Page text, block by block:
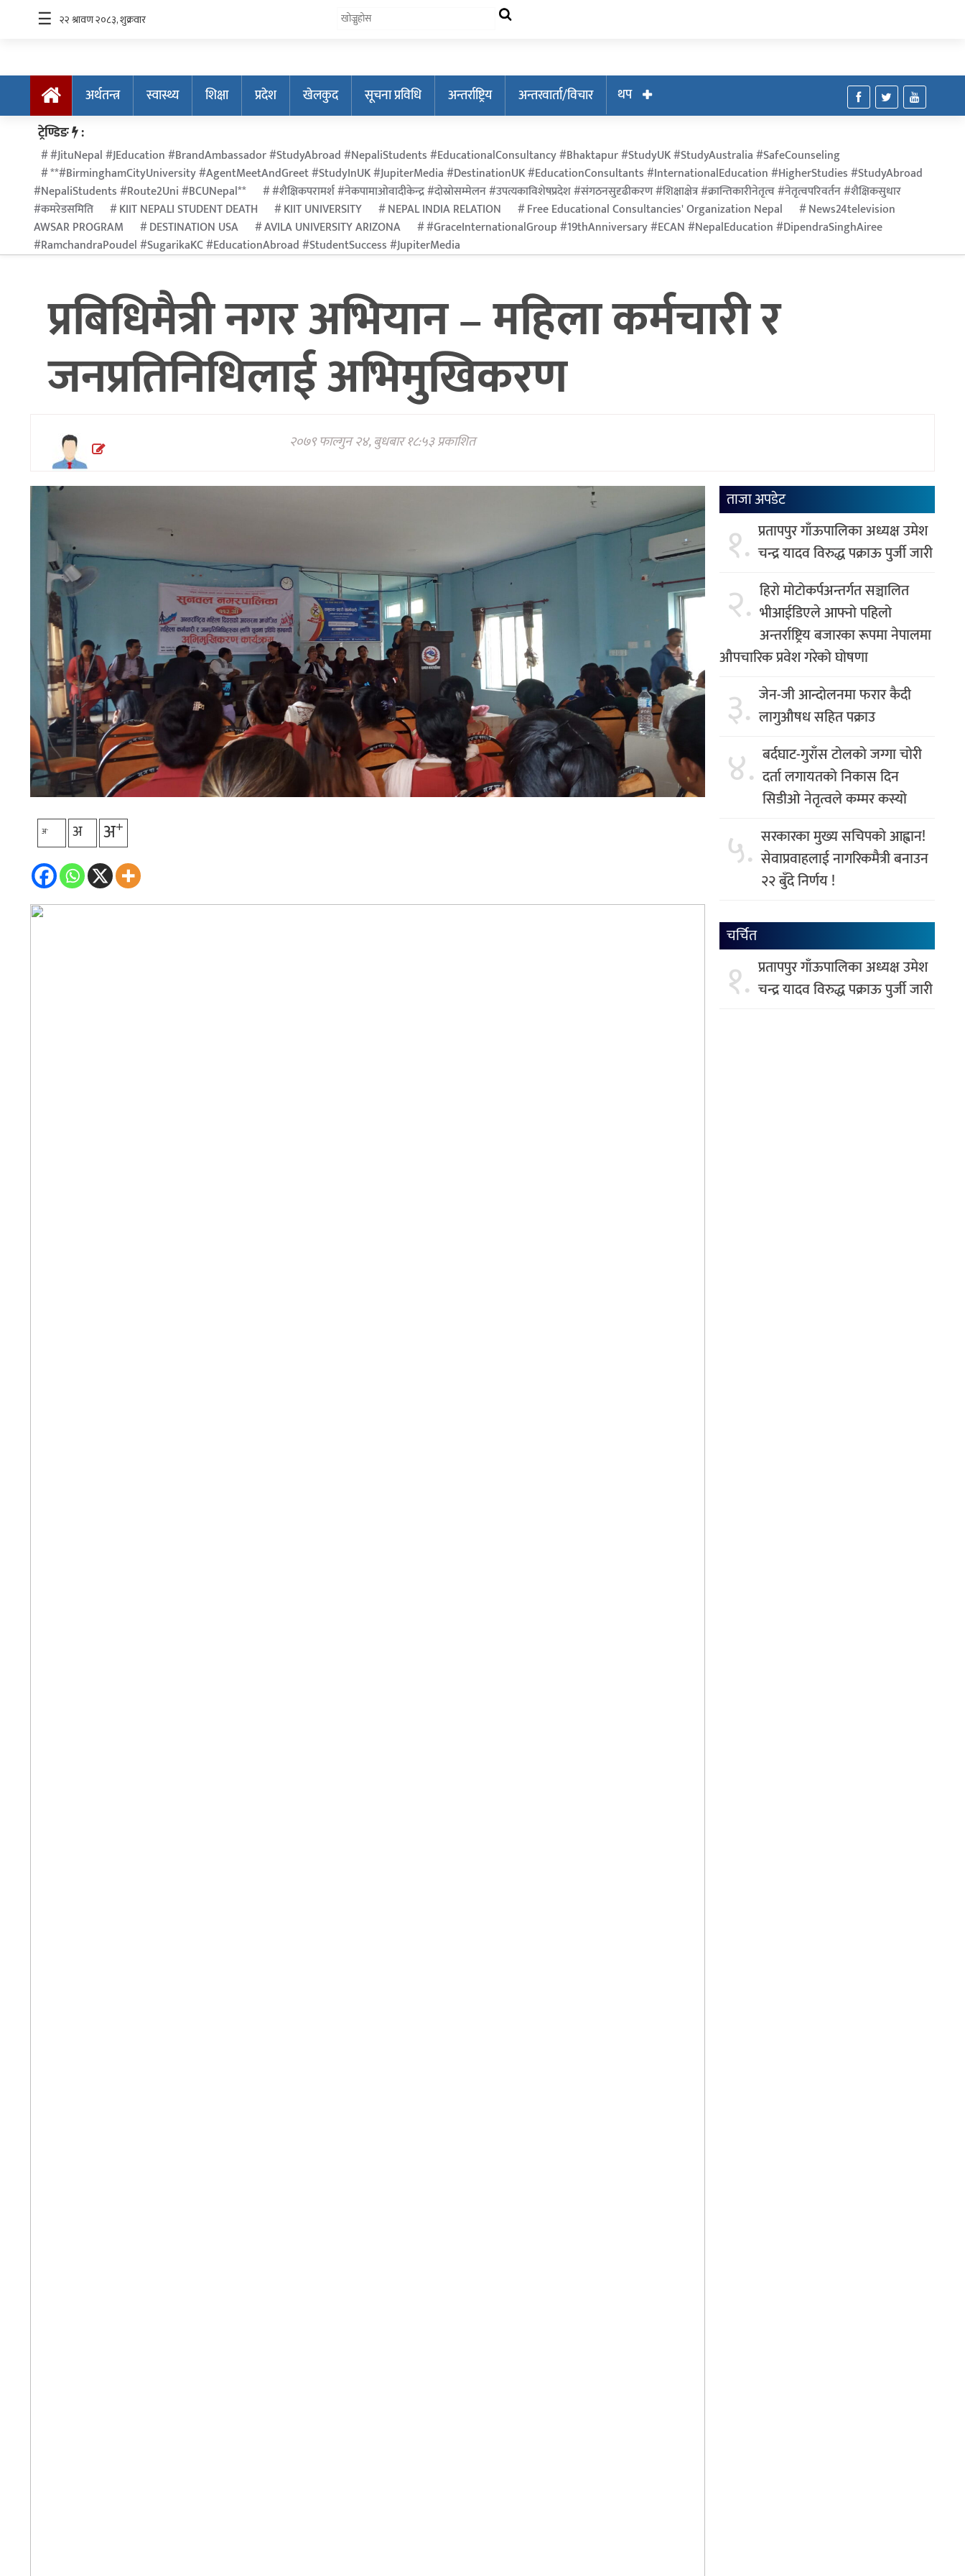
अर्थतन्त्र
स्वास्थ्य
शिक्षा
प्रदेश
खेलकुद
अन्तर्राष्ट्रिय
विचार
☰
अर्थतन्त्र स्वास्थ्य शिक्षा प्रदेश खेलकुद सूचना प्रविधि अन्तर्राष्ट्रिय अन्तरवार्ता/विचार
थप
ट्रेण्डिङ :
#JituNepal #JEducation #BrandAmbassador #StudyAbroad #NepaliStudents #EducationalConsultancy #Bhaktapur #StudyUK #StudyAustralia #SafeCounseling
**#BirminghamCityUniversity #AgentMeetAndGreet #StudyInUK #JupiterMedia #DestinationUK #EducationConsultants #InternationalEducation #HigherStudies #StudyAbroad
#NepaliStudents #Route2Uni #BCUNepal**
#शैक्षिकपरामर्श #नेकपामाओवादीकेन्द्र #दोस्रोसम्मेलन #उपत्यकाविशेषप्रदेश #संगठनसुदृढीकरण #शिक्षाक्षेत्र #क्रान्तिकारीनेतृत्व #नेतृत्वपरिवर्तन #शैक्षिकसुधार
#कमरेडसमिति
KIIT NEPALI STUDENT DEATH KIIT UNIVERSITY NEPAL INDIA RELATION Free Educational Consultancies' Organization Nepal
News24television
AWSAR PROGRAM
DESTINATION USA AVILA UNIVERSITY ARIZONA
#GraceInternationalGroup #19thAnniversary #ECAN #NepalEducation #DipendraSinghAiree
#RamchandraPoudel #SugarikaKC #EducationAbroad #StudentSuccess #JupiterMedia
प्रबिधिमैत्री नगर अभियान – महिला कर्मचारी र
जनप्रतिनिधिलाई अभिमुखिकरण
२०७९ फाल्गुन २४, बुधबार १८:५३ प्रकाशित
अ- अ अ+
ताजा अपडेट
१. प्रतापपुर गाँऊपालिका अध्यक्ष उमेश
चन्द्र यादव विरुद्ध पक्राऊ पुर्जी जारी
२. हिरो मोटोकर्पअन्तर्गत सञ्चालित
भीआईडिएले आफ्नो पहिलो
अन्तर्राष्ट्रिय बजारका रूपमा नेपालमा
औपचारिक प्रवेश गरेको घोषणा
३. जेन-जी आन्दोलनमा फरार कैदी
लागुऔषध सहित पक्राउ
४. बर्दघाट-गुराँस टोलको जग्गा चोरी
दर्ता लगायतको निकास दिन
सिडीओ नेतृत्वले कम्मर कस्यो
५. सरकारका मुख्य सचिपको आह्वान!
सेवाप्रवाहलाई नागरिकमैत्री बनाउन
२२ बुँदे निर्णय !
चर्चित
१. प्रतापपुर गाँऊपालिका अध्यक्ष उमेश
चन्द्र यादव विरुद्ध पक्राऊ पुर्जी जारी